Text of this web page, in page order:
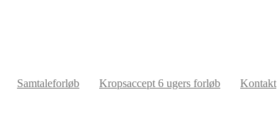
Samtaleforløb Kropsaccept 6 ugers forløb Kontakt